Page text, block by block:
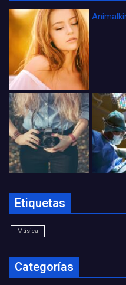
Etiquetas
Música
Categorías